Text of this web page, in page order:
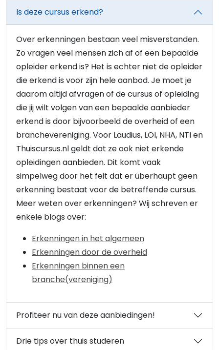
Is deze cursus erkend?
Over erkenningen bestaan veel misverstanden.
Zo vragen veel mensen zich af of een bepaalde
opleider erkend is? Het is echter niet de opleider
die erkend is voor zijn hele aanbod. Je moet je
daarom altijd afvragen of de cursus of opleiding
die jij wilt volgen van een bepaalde aanbieder
erkend is door bijvoorbeeld de overheid of een
branchevereniging. Voor Laudius, LOI, NHA, NTI en
Thuiscursus.nl geldt dat ze ook niet erkende
opleidingen aanbieden. Dit komt vaak
simpelweg door het feit dat er überhaupt geen
erkenning bestaat voor de betreffende cursus.
Meer weten over erkenningen? Wij schreven er
enkele blogs over:
Erkenningen in het algemeen
Erkenningen door de overheid
Erkenningen binnen een
branche(vereniging)
Profiteer nu van deze aanbiedingen!
Drie tips over thuis studeren